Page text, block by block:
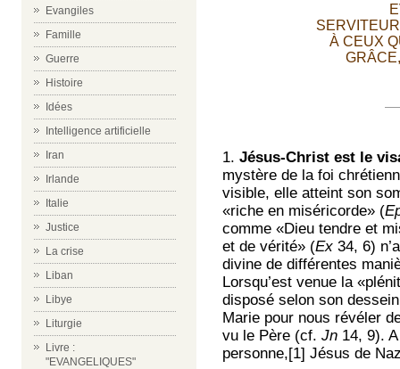
Evangiles
Famille
Guerre
Histoire
Idées
Intelligence artificielle
Iran
Irlande
Italie
Justice
La crise
Liban
Libye
Liturgie
Livre :
"EVANGELIQUES"
À CEUX
1. Jésus-Christ est le
mystère de la foi
visible, elle atteint son
«riche en miséricorde» (
comme «Dieu tendre et
et de vérité» (Ex 34, 6)
divine de différentes
Lorsqu’est venue la
disposé selon son
Marie pour nous révéler
vu le Père (cf. Jn 14, 9).
personne,[1] Jésus de